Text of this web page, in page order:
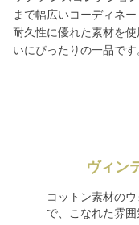
まで幅広いコーディネー
耐久性に優れた素材を
いにぴったりの一品です
ヴィン
コットン素材の
で、こなれた雰囲